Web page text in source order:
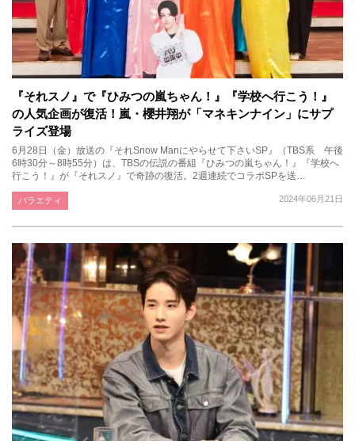
『それスノ』で『ひみつの嵐ちゃん！』『学校へ行こう！』
の人気企画が復活！嵐・櫻井翔が「マネキンナイン」にサプ
ライズ登場
6月28日（金）放送の『それSnow Manにやらせて下さいSP』（TBS系 午後
6時30分～8時55分）は、TBSの伝説の番組『ひみつの嵐ちゃん！』『学校へ
行こう！』が『それスノ』で奇跡の復活。2週連続でコラボSPを送…
2024年06月21日
バラエティ